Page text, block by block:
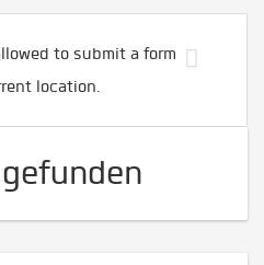
to submit a form
location.